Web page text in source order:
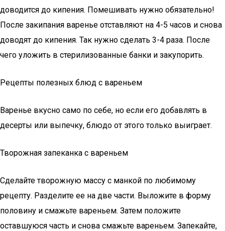
доводится до кипения. Помешивать нужно обязательно!
После закипания варенье отставляют на 4-5 часов и снова
доводят до кипения. Так нужно сделать 3-4 раза. После
чего уложить в стерилизованные банки и закупорить.
Рецепты полезных блюд с вареньем
Варенье вкусно само по себе, но если его добавлять в
десерты или выпечку, блюдо от этого только выиграет.
Творожная запеканка с вареньем
Сделайте творожную массу с манкой по любимому
рецепту. Разделите ее на две части. Выложите в форму
половину и смажьте вареньем. Затем положите
оставшуюся часть и снова смажьте вареньем. Запекайте,